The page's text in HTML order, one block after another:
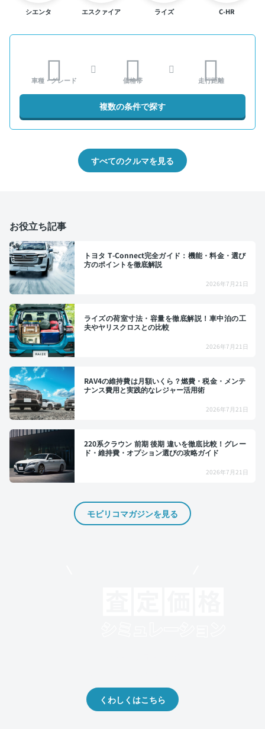
シエンタ エスクァイア ライズ C-HR
車種・グレード 価格帯 走行距離
複数の条件で探す
すべてのクルマを見る
お役立ち記事
トヨタ T-Connect完全ガイド：機能・料金・選び
方のポイントを徹底解説
2026年7月21日
ライズの荷室寸法・容量を徹底解説！車中泊の工
夫やヤリスクロスとの比較
2026年7月21日
RAV4の維持費は月額いくら？燃費・税金・メンテ
ナンス費用と実践的なレジャー活用術
2026年7月21日
220系クラウン 前期 後期 違いを徹底比較！グレー
ド・維持費・オプション選びの攻略ガイド
2026年7月21日
モビリコマガジンを見る
くわしくはこちら